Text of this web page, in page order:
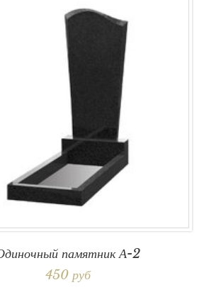
памятник А-2
450 руб